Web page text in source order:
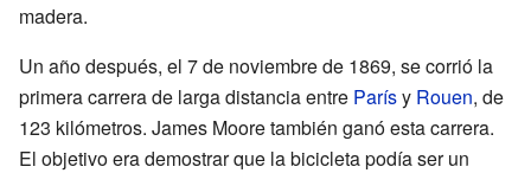
madera.
Un año después, el 7 de noviembre de 1869, se corrió la
primera carrera de larga distancia entre Parísy Rouen, de
123 kilómetros. James Moore también ganó esta carrera.
El objetivo era demostrar que la bicicleta podía ser un